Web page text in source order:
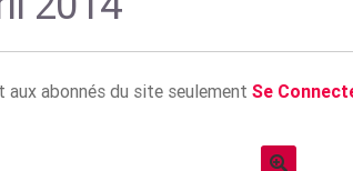
aux abonnés du site seulementSe